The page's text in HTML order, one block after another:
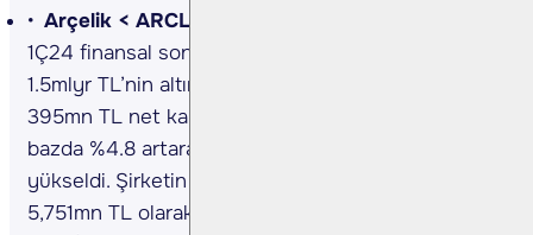
Arçelik < ARCLK TI> 1Ç24 Sonuçları…
1Ç24 finansal sonuçlarını piyasa beklentisi olan
1.5mlyr TL’nin altında yıllık bazda %69 azalışla
395mn TL net kar açıkladı. Şirketin cirosu yıllık
bazda %4.8 artarak 72,265mn TL seviyesine
yükseldi. Şirketin FAVÖK’ü yıllık bazda %14 artarak
5,751mn TL olarak gerçekleşti. (Kaynak Şirket